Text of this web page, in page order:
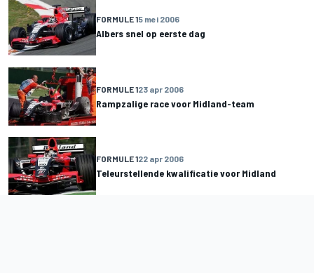
FORMULE 15 mei 2006
Albers snel op eerste dag
FORMULE 123 apr 2006
Rampzalige race voor Midland-team
FORMULE 122 apr 2006
Teleurstellende kwalificatie voor Midland